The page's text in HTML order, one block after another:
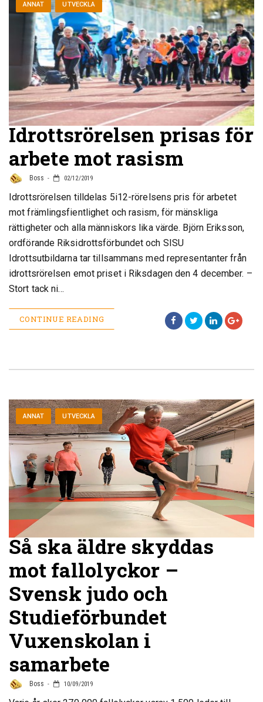
ANNAT UTVECKLA
Idrottsrörelsen prisas för
arbete mot rasism
Boss 02/12/2019
Idrottsrörelsen tilldelas 5i12-rörelsens pris för arbetet
mot främlingsfientlighet och rasism, för mänskliga
rättigheter och alla människors lika värde. Björn Eriksson,
ordförande Riksidrottsförbundet och SISU
Idrottsutbildarna tar tillsammans med representanter från
idrottsrörelsen emot priset i Riksdagen den 4 december. –
Stort tack ni…
CONTINUE READING
ANNAT UTVECKLA
Så ska äldre skyddas
mot fallolyckor –
Svensk judo och
Studieförbundet
Vuxenskolan i
samarbete
Boss 10/09/2019